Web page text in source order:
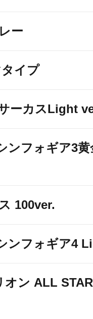
ー
イプ
ーカスLight
ンフォギア3
100ver.
ンフォギア4
オン ALL